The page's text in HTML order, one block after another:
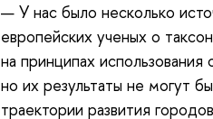
— У нас было несколько
европейских ученых о
на принципах
но их результаты не могут
траектории развития